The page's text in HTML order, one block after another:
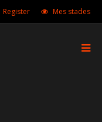
Register Mes stades